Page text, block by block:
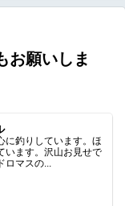
お願いしま
に釣りしています。ほ
います。沢山お見せで
ロマスの...